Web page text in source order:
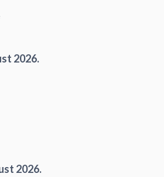
2026.
2026.